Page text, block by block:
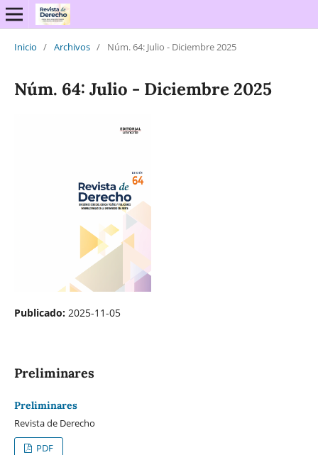
Inicio / Archivos / Núm. 64: Julio - Diciembre 2025
Núm. 64: Julio - Diciembre 2025
Publicado: 2025-11-05
Preliminares
Preliminares
Revista de Derecho
PDF